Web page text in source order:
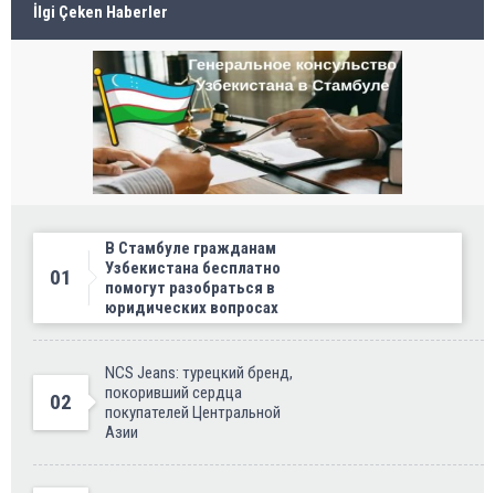
İlgi Çeken Haberler
01
В Стамбуле гражданам
Узбекистана бесплатно
помогут разобраться в
юридических вопросах
02
NCS Jeans: турецкий бренд,
покоривший сердца
покупателей Центральной
Азии